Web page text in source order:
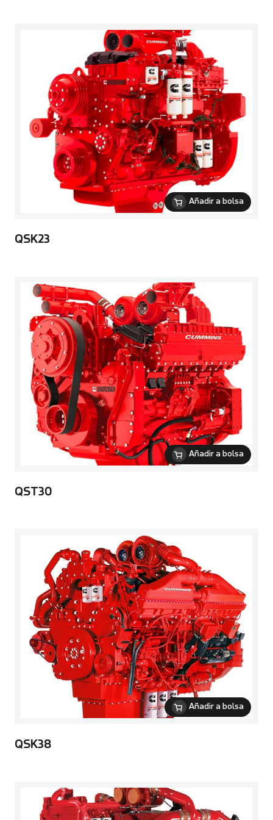
Añadir a bolsa
QSK23
Añadir a bolsa
QST30
Añadir a bolsa
QSK38